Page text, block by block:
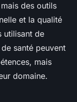
des outils
et la qualité
utilisant de
santé peuvent
mais
domaine.